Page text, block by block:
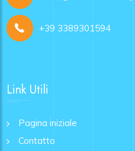
+39 3389301594
Link Utili
Pagina iniziale
Contatto